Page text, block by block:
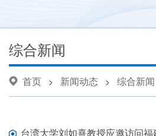
综合新闻
首页 > 新闻动态 > 综合新闻
台湾大学刘如熹教授应邀访问